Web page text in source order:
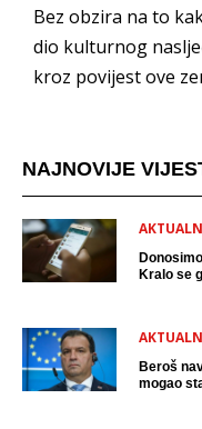
Bez obzira na to
dio kulturnog
kroz povijest ove
NAJNOVIJE
Kralo se
Beroš
mogao